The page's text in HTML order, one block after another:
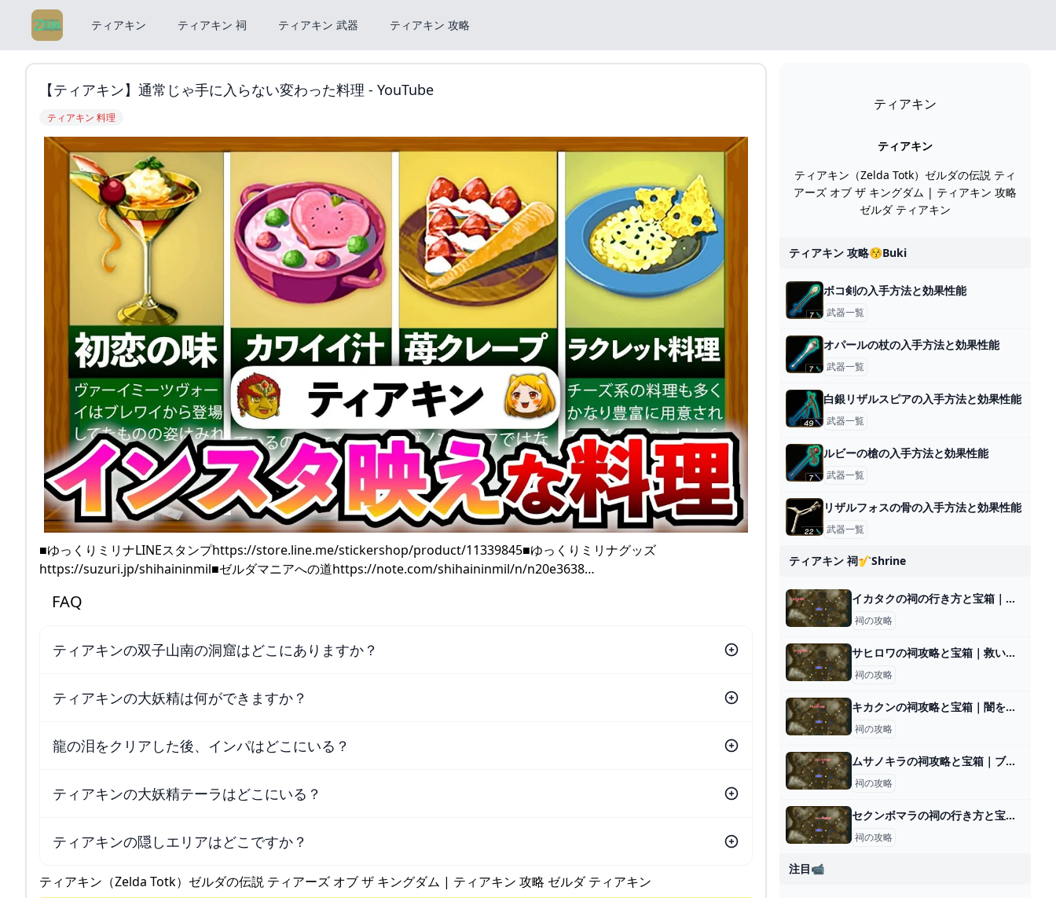
ティアキン ティアキン 祠 ティアキン 武器 ティアキン 攻略
【ティアキン】通常じゃ手に入らない変わった料理 - YouTube
ティアキン 料理
■ゆっくりミリナLINEスタンプhttps://store.line.me/stickershop/product/11339845■ゆっくりミリナグッズ
https://suzuri.jp/shihaininmil■ゼルダマニアへの道https://note.com/shihaininmil/n/n20e3638…
FAQ
ティアキンの双子山南の洞窟はどこにありますか？
ティアキンの大妖精は何ができますか？
龍の泪をクリアした後、インパはどこにいる？
ティアキンの大妖精テーラはどこにいる？
ティアキンの隠しエリアはどこですか？
ティアキン（Zelda Totk）ゼルダの伝説 ティアーズ オブ ザ キングダム | ティアキン 攻略 ゼルダ ティアキン
ティアキン
ティアキン
ティアキン（Zelda Totk）ゼルダの伝説 ティ
アーズ オブ ザ キングダム | ティアキン 攻略
ゼルダ ティアキン
ティアキン 攻略😚buki
ボコ剣の入手方法と効果性能
武器一覧
オパールの杖の入手方法と効果性能
武器一覧
白銀リザルスピアの入手方法と効果性能
武器一覧
ルビーの槍の入手方法と効果性能
武器一覧
リザルフォスの骨の入手方法と効果性能
武器一覧
ティアキン 祠🎷shrine
イカタクの祠の行き方と宝箱｜ロケットがなくなったら？
祠の攻略
サヒロワの祠攻略と宝箱｜救いは天にあり
祠の攻略
キカクンの祠攻略と宝箱｜闇を照らすもの
祠の攻略
ムサノキラの祠攻略と宝箱｜ブラブラと
祠の攻略
セクンボマラの祠の行き方と宝箱｜ラウルの祝福
祠の攻略
注目📹